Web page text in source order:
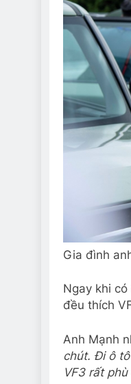
Gia đình
Ngay khi
đều thích
Anh Mạnh
chút. Đi ô
VF3 rất